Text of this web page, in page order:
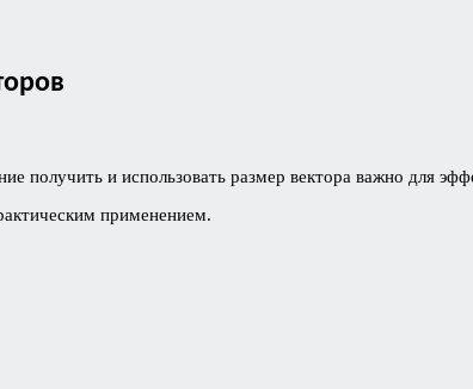
и использовать размер вектора важно для
применением.